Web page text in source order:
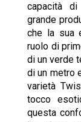
capacità
grande
che la sua
ruolo di
di un verde
di un metro
varietà
tocco
questa